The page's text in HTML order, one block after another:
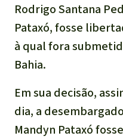
Rodrigo Santana
Pataxó, fosse
à qual fora
Bahia.
Em sua decisão,
dia, a
Mandyn Pataxó